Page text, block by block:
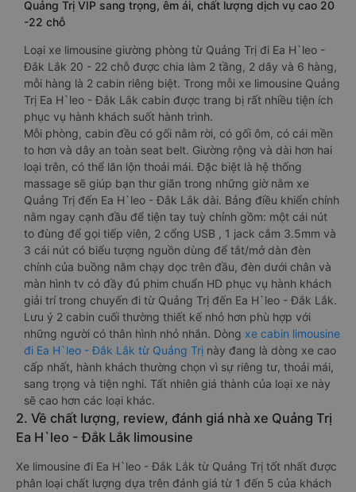
Quảng Trị VIP sang trọng, êm ái, chất lượng dịch vụ cao 20
-22 chỗ
Loại xe limousine giường phòng từ Quảng Trị đi Ea H`leo -
Đắk Lắk 20 - 22 chỗ được chia làm 2 tầng, 2 dãy và 6 hàng,
mỗi hàng là 2 cabin riêng biệt. Trong mỗi xe limousine Quảng
Trị Ea H`leo - Đắk Lắk cabin được trang bị rất nhiều tiện ích
phục vụ hành khách suốt hành trình.
Mỗi phòng, cabin đều có gối nằm rời, có gối ôm, có cái mền
to hơn và dây an toàn seat belt. Giường rộng và dài hơn hai
loại trên, có thể lăn lộn thoải mái. Đặc biệt là hệ thống
massage sẽ giúp bạn thư giãn trong những giờ nằm xe
Quảng Trị đến Ea H`leo - Đắk Lắk dài. Bảng điều khiển chính
nằm ngay cạnh đầu để tiện tay tuỳ chỉnh gồm: một cái nút
to đùng để gọi tiếp viên, 2 cổng USB , 1 jack cắm 3.5mm và
3 cái nút có biểu tượng nguồn dùng để tắt/mở dàn đèn
chính của buồng nằm chạy dọc trên đầu, đèn dưới chân và
màn hình tv có đầy đủ phim chuẩn HD phục vụ hành khách
giải trí trong chuyến đi từ Quảng Trị đến Ea H`leo - Đắk Lắk.
Lưu ý 2 cabin cuối thường thiết kế nhỏ hơn phù hợp với
những người có thân hình nhỏ nhắn. Dòng xe cabin limousine
đi Ea H`leo - Đắk Lắk từ Quảng Trị này đang là dòng xe cao
cấp nhất, hành khách thường chọn vì sự riêng tư, thoải mái,
sang trọng và tiện nghi. Tất nhiên giá thành của loại xe này
sẽ cao hơn các loại khác.
2. Về chất lượng, review, đánh giá nhà xe Quảng Trị
Ea H`leo - Đắk Lắk limousine
Xe limousine đi Ea H`leo - Đắk Lắk từ Quảng Trị tốt nhất được
phân loại chất lượng dựa trên đánh giá từ 1 đến 5 của khách